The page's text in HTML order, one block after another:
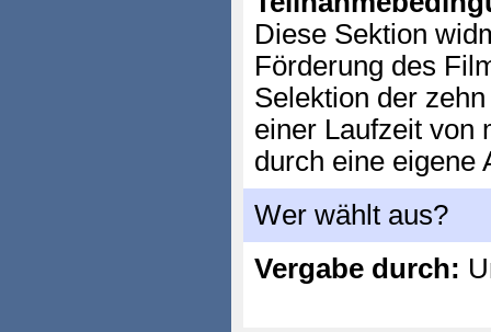
Diese Sektion
Förderung des
Selektion der
einer Laufzeit von
durch eine eigene
Wer wählt aus?
Vergabe durch: